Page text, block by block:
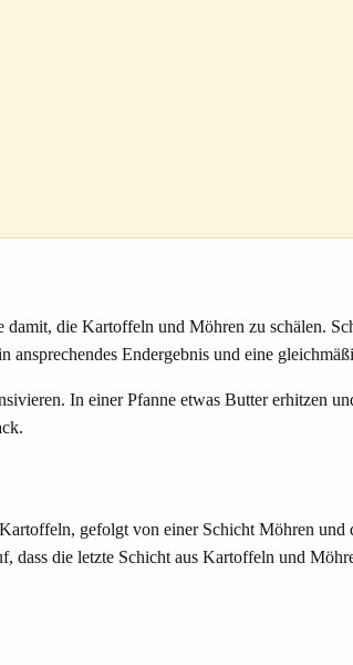
die Kartoffeln und Möhren zu schälen.
Endergebnis und eine
In einer Pfanne etwas Butter erhitzen
gefolgt von einer Schicht Möhren und
dass die letzte Schicht aus Kartoffeln und